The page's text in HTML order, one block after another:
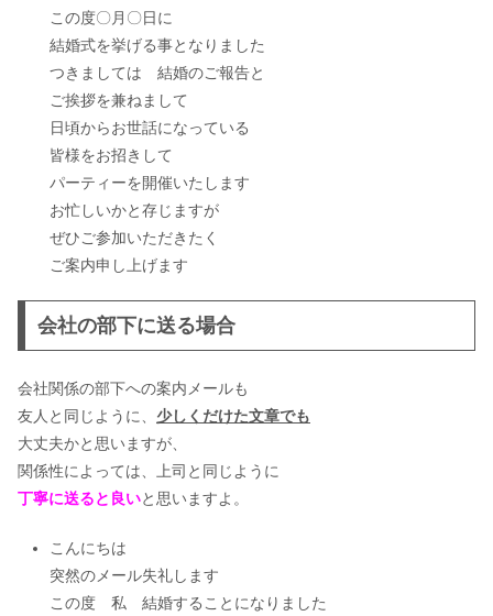
この度〇月〇日に
結婚式を挙げる事となりました
つきましては 結婚のご報告と
ご挨拶を兼ねまして
日頃からお世話になっている
皆様をお招きして
パーティーを開催いたします
お忙しいかと存じますが
ぜひご参加いただきたく
ご案内申し上げます
会社の部下に送る場合
会社関係の部下への案内メールも
友人と同じように、 少しくだけた文章でも
大丈夫かと思いますが、
関係性によっては、上司と同じように
丁寧に送ると良いと思いますよ。
こんにちは
突然のメール失礼します
この度 私 結婚することになりました